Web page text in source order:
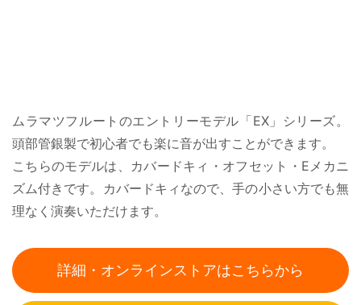
ムラマツフルートのエントリーモデル「EX」シリーズ。
頭部管銀製で初心者でも楽に音が出すことができます。
こちらのモデルは、カバードキィ・オフセット・Eメカニ
ズム付きです。カバードキィなので、手の小さい方でも無
理なく演奏いただけます。
詳細・オンラインストアはこちらから